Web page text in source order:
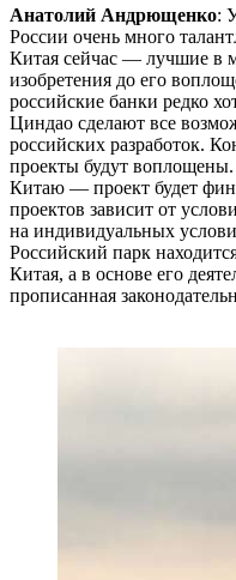
Анатолий Андрющенко:
России очень много
Китая сейчас — лучшие в
изобретения до его
российские банки редко
Циндао сделают все
российских разработок.
проекты будут
Китаю ― проект будет
проектов зависит от
на индивидуальных
Российский парк
Китая, а в основе его
прописанная